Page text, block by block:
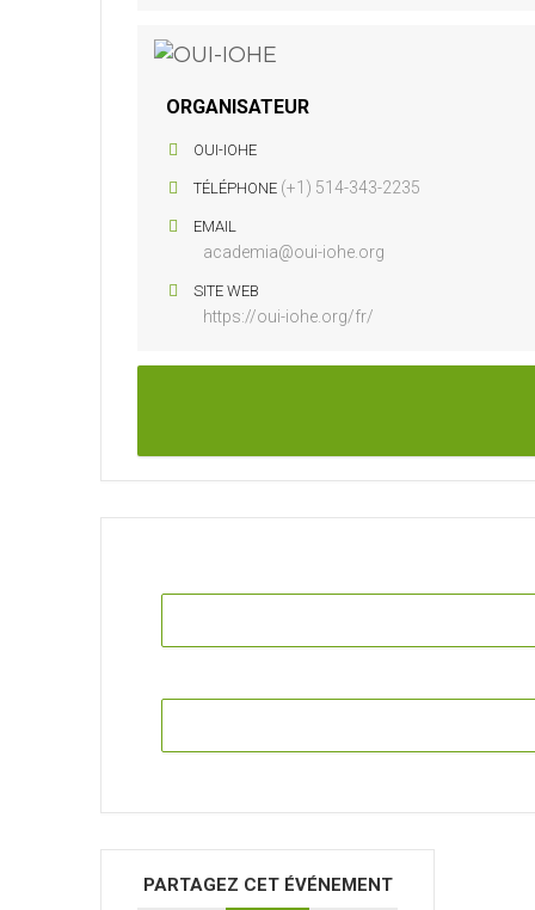
ORGANISATEUR
OUI-IOHE
TÉLÉPHONE (+1) 514-343-2235
EMAIL
academia@oui-iohe.org
SITE WEB
https://oui-iohe.org/fr/
PARTAGEZ CET ÉVÉNEMENT